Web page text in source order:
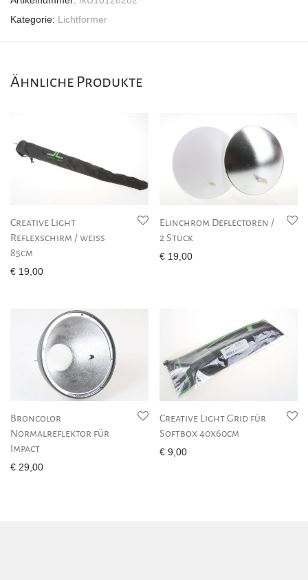
Kategorie: Lichtformer
Ähnliche Produkte
Creative Light
Reflexschirm / weiss
85cm
€ 19,00
Elinchrom Deflectoren /
2 Stück
€ 19,00
Broncolor
Normalreflektor für
Impact
€ 29,00
Creative Light Grid für
Softbox 40x60cm
€ 9,00